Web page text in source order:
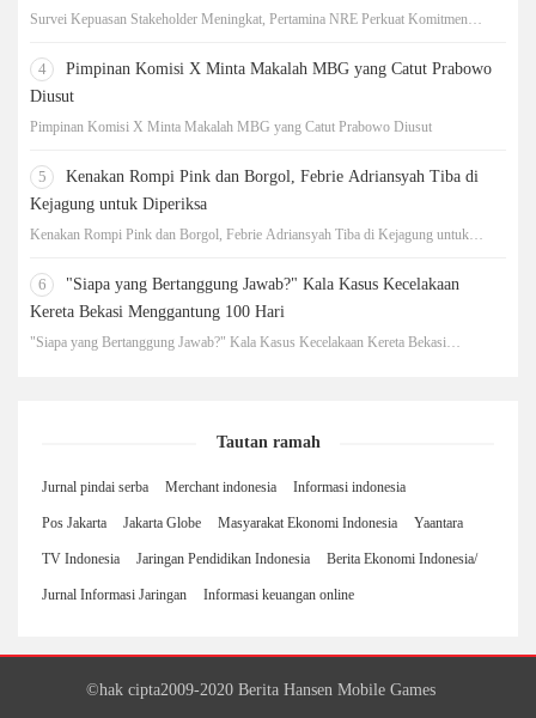
Survei Kepuasan Stakeholder Meningkat, Pertamina NRE Perkuat Komitmen
4
Pimpinan Komisi X Minta Makalah MBG yang Catut Prabowo
Diusut
Pimpinan Komisi X Minta Makalah MBG yang Catut Prabowo Diusut
5
Kenakan Rompi Pink dan Borgol, Febrie Adriansyah Tiba di
Kejagung untuk Diperiksa
Kenakan Rompi Pink dan Borgol, Febrie Adriansyah Tiba di Kejagung untuk
6
"Siapa yang Bertanggung Jawab?" Kala Kasus Kecelakaan
Kereta Bekasi Menggantung 100 Hari
"Siapa yang Bertanggung Jawab?" Kala Kasus Kecelakaan Kereta Bekasi
Tautan ramah
Jurnal pindai serba Merchant indonesia Informasi indonesia
Pos Jakarta Jakarta Globe Masyarakat Ekonomi Indonesia Yaantara
TV Indonesia Jaringan Pendidikan Indonesia Berita Ekonomi Indonesia/
Jurnal Informasi Jaringan Informasi keuangan online
©hak cipta2009-2020 Berita Hansen Mobile Games